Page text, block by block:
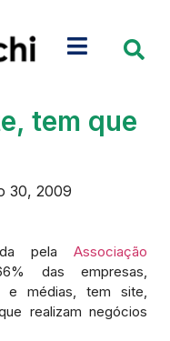
tem que
30, 2009
pela Associação
das empresas,
e médias, tem site,
realizam negócios